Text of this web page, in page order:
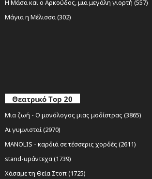
Η Μάσα και ο Αρκούδος, μια μεγάλη γιορτή (557)
Μάγια η Μέλισσα (302)
Θεατρικό Top 20
Μια ζωή - Ο μονόλογος μιας μοδίστρας (3865)
Αι γυμνισταί (2970)
MANOLIS - καρδιά σε τέσσερις χορδές (2611)
stand-upάντεχα (1739)
Χάσαμε τη Θεία Στοπ (1725)